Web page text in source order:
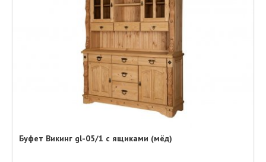
Буфет Викинг gl-05/1 с ящиками (мёд)